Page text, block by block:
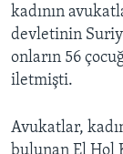
kadının
devletinin
onların 56
iletmişti.
Avukatlar,